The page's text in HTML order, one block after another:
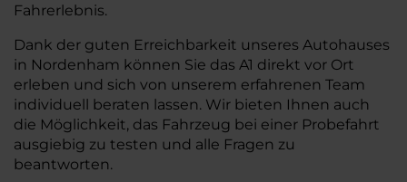
Fahrerlebnis.
Dank der guten Erreichbarkeit unseres Autohauses
in Nordenham können Sie das A1 direkt vor Ort
erleben und sich von unserem erfahrenen Team
individuell beraten lassen. Wir bieten Ihnen auch
die Möglichkeit, das Fahrzeug bei einer Probefahrt
ausgiebig zu testen und alle Fragen zu
beantworten.